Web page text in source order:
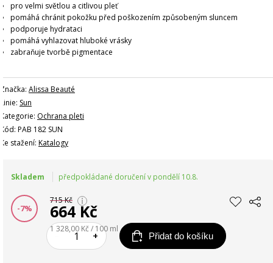
pro velmi světlou a citlivou pleť
pomáhá chránit pokožku před poškozením způsobeným sluncem
podporuje hydrataci
pomáhá vyhlazovat hluboké vrásky
zabraňuje tvorbě pigmentace
Značka: Alissa Beauté
Linie: Sun
Kategorie: Ochrana pleti
Kód: PAB 182 SUN
Ke stažení: Katalogy
Skladem předpokládané doručení v pondělí 10.8.
-7%
715 Kč
664 Kč
1 328,00 Kč / 100 ml
+ Přidat do košíku